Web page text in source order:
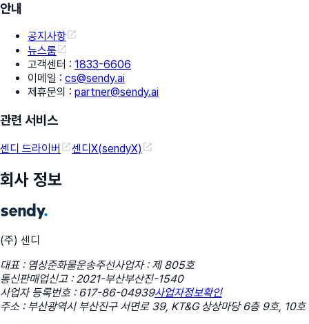
안내
공지사항
뉴스룸
고객센터 : 1833-6606
이메일 : cs@sendy.ai
제휴문의 : partner@sendy.ai
관련 서비스
센디 드라이버 센디X(sendyX)
회사 정보
(주) 센디
대표 : 염상준화물운송주선사업자 : 제 805호
통신판매업신고 : 2021-부산부산진-1540
사업자 등록번호 : 617-86-04939사업자정보확인
주소 : 부산광역시 부산진구 서면로 39, KT&G 상상마당 6층 9호, 10호